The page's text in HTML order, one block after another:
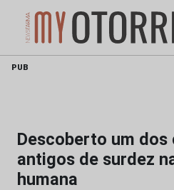
Skip
PUB
Descoberto um dos
antigos de surdez
humana